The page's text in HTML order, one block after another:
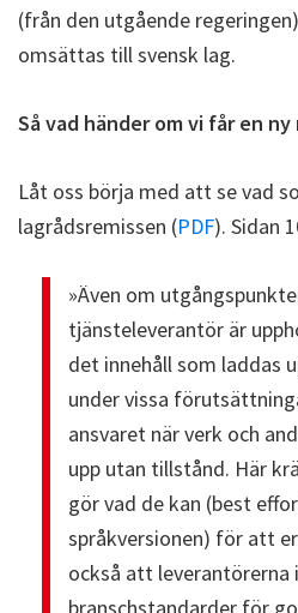
(från den utgående
omsättas till svensk lag.
Så vad händer om vi får en ny
Låt oss börja med att se vad
lagrådsremissen (PDF). Sidan
»Även om
tjänsteleverantör är
det innehåll som laddas
under vissa
ansvaret när verk och
upp utan tillstånd. Här
gör vad de kan (best
språkversionen) för att
också att leverantörerna
branschstandarder för